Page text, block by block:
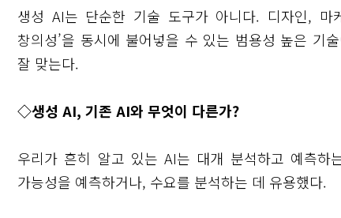
생성 AI는 단순한 기술 도구가 아니다. 디자인, 마
창의성’을 동시에 불어넣을 수 있는 범용성 높은 기
잘 맞는다.
◇생성 AI, 기존 AI와 무엇이 다른가?
우리가 흔히 알고 있는 AI는 대개 분석하고 예측
가능성을 예측하거나, 수요를 분석하는 데 유용했다.
닫기